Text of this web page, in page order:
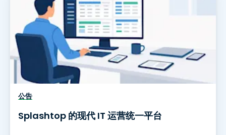
公告
Splashtop 的现代 IT 运营统一平台